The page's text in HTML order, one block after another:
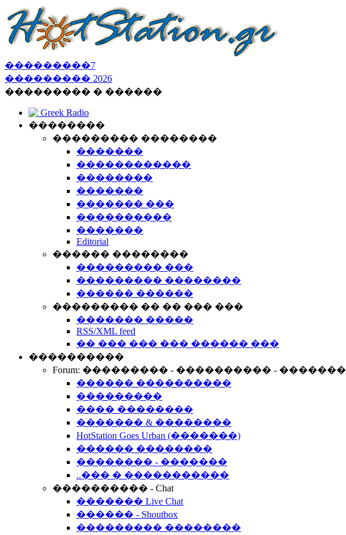
���������7
��������� 2026
��������� � ������
Greek Radio
��������
��������� ��������
�������
������������
��������
�������
������� ���
����������
�������
Editorial
������ ��������
��������� ���
��������� ��������
������ ������
��������� �� �� ��� ���
������� �����
RSS/XML feed
�� ��� ��� ��� ������ ���
����������
Forum: ��������� - ���������� - �������
������ ����������
���������
���� ��������
������� & ��������
HotStation Goes Urban (�������)
������ ��������
�������� - �������
..��� � �����������
���������� - Chat
������� Live Chat
������ - Shoutbox
��������� ��������